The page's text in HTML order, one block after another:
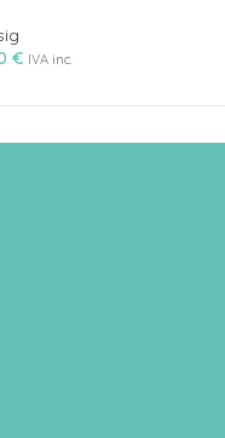
€ IVA inc.